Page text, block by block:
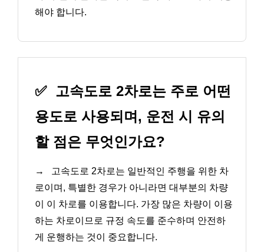
해야 합니다.
✅ 고속도로 2차로는 주로 어떤
용도로 사용되며, 운전 시 유의
할 점은 무엇인가요?
→
고속도로 2차로는 일반적인 주행을 위한 차
로이며, 특별한 경우가 아니라면 대부분의 차량
이 이 차로를 이용합니다. 가장 많은 차량이 이용
하는 차로이므로 규정 속도를 준수하며 안전하
게 운행하는 것이 중요합니다.